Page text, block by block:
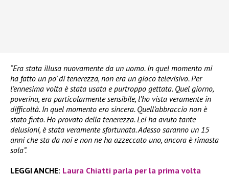
“Era stata illusa nuovamente da un uomo. In quel momento mi
ha fatto un po’ di tenerezza, non era un gioco televisivo. Per
l’ennesima volta è stata usata e purtroppo gettata. Quel giorno,
poverina, era particolarmente sensibile, l’ho vista veramente in
difficoltà. In quel momento ero sincera. Quell’abbraccio non è
stato finto. Ho provato della tenerezza. Lei ha avuto tante
delusioni, è stata veramente sfortunata. Adesso saranno un 15
anni che sta da noi e non ne ha azzeccato uno, ancora è rimasta
sola”.
LEGGI ANCHE: Laura Chiatti parla per la prima volta